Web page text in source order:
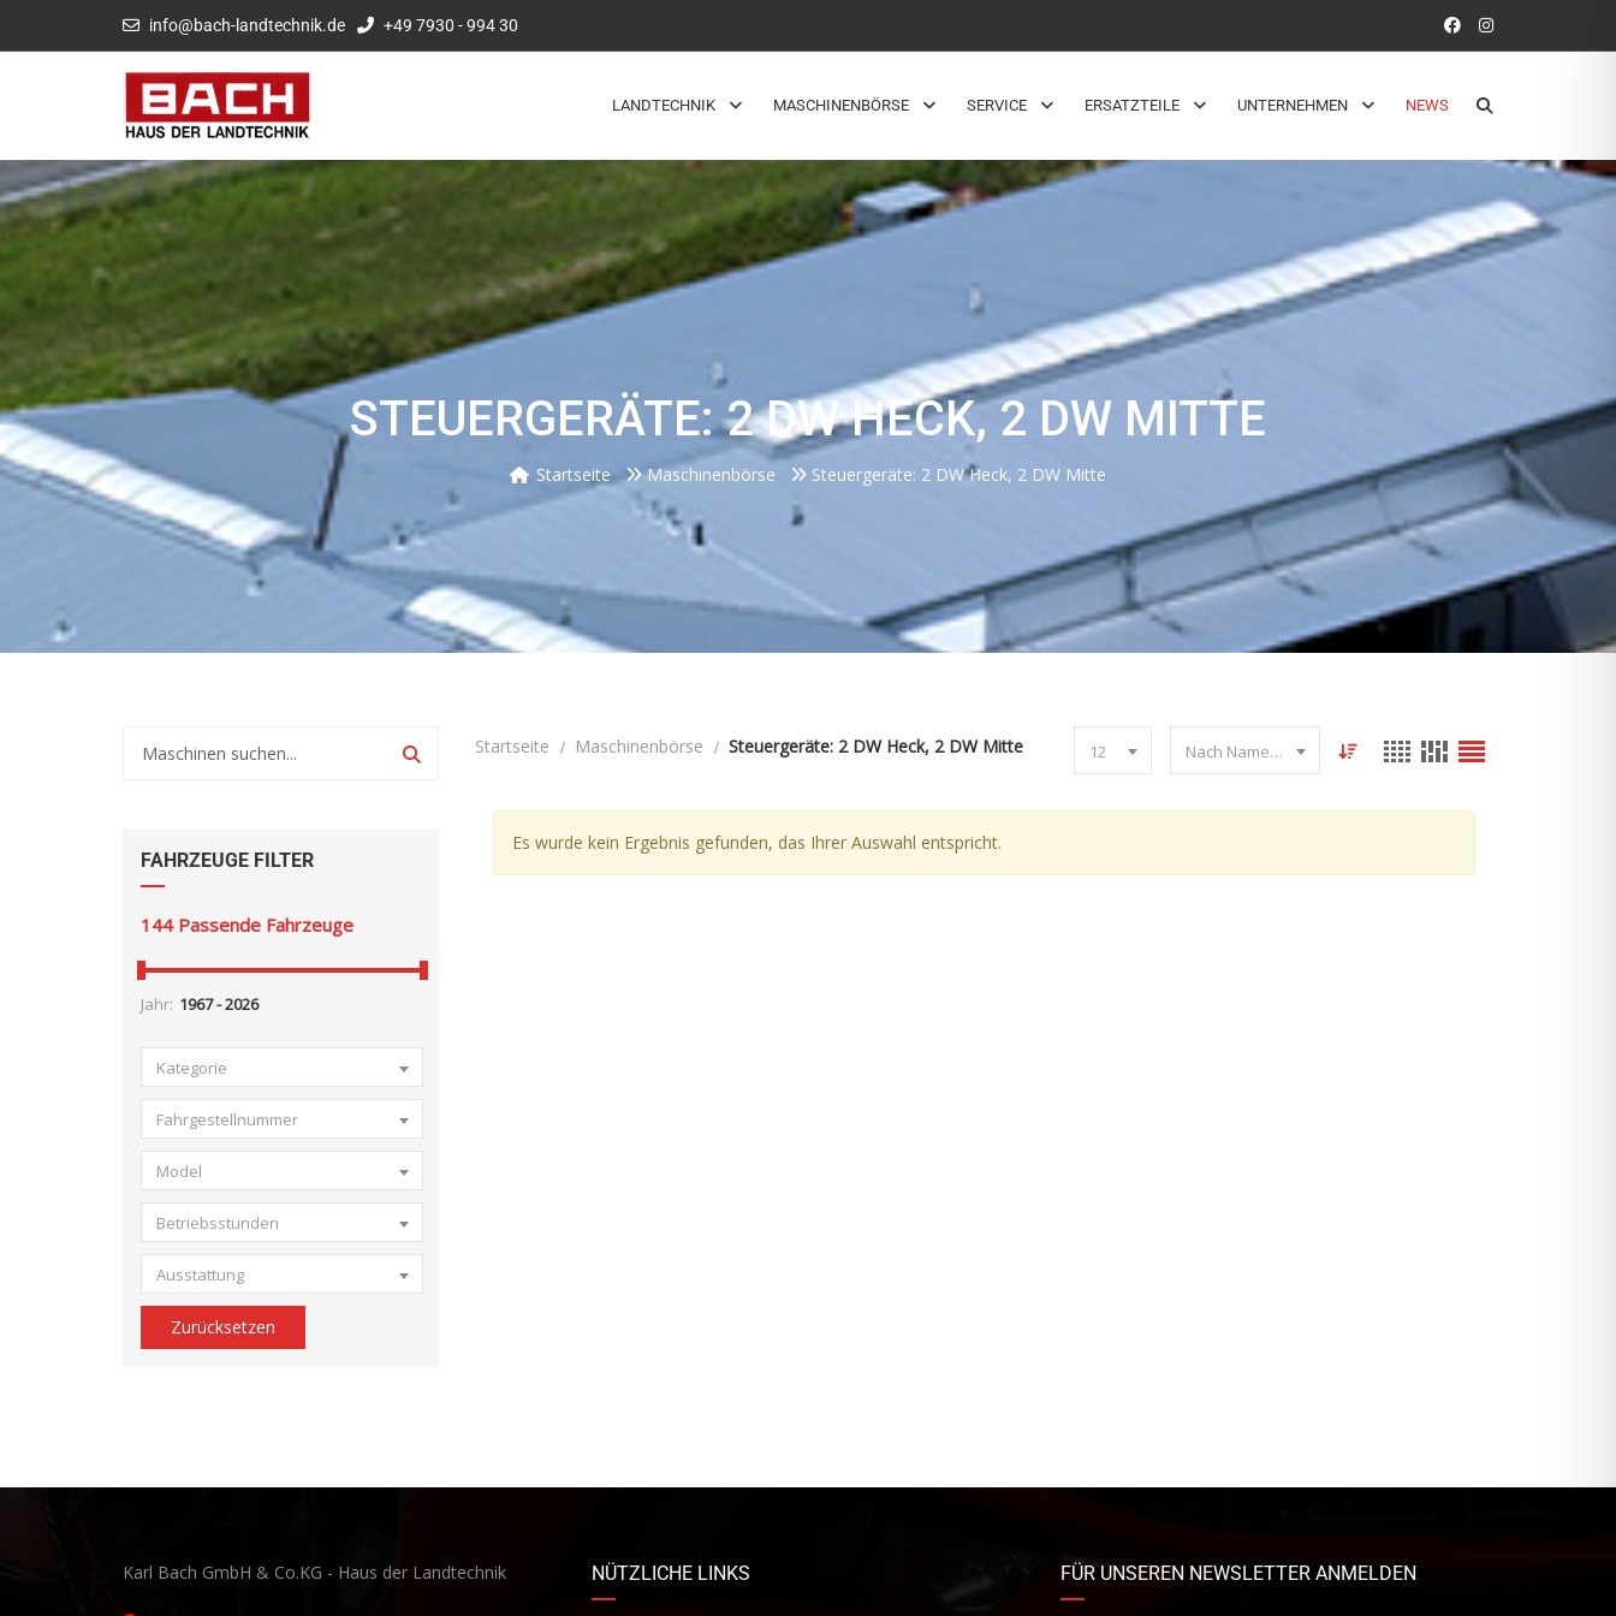
info@bach-landtechnik.de +49 7930 - 994 30
LANDTECHNIK MASCHINENBÖRSE SERVICE ERSATZTEILE UNTERNEHMEN NEWS
STEUERGERÄTE: 2 DW HECK, 2 DW MITTE
Startseite Maschinenbörse Steuergeräte: 2 DW Heck, 2 DW Mitte
FAHRZEUGE FILTER
144 Passende Fahrzeuge
Jahr:
Kategorie
Fahrgestellnummer
Model
Betriebsstunden
Ausstattung
Zurücksetzen
Startseite Maschinenbörse Steuergeräte: 2 DW Heck, 2 DW Mitte 12 Nach Name sortieren
Es wurde kein Ergebnis gefunden, das Ihrer Auswahl entspricht.
Karl Bach GmbH & Co.KG - Haus der Landtechnik NÜTZLICHE LINKS FÜR UNSEREN NEWSLETTER ANMELDEN